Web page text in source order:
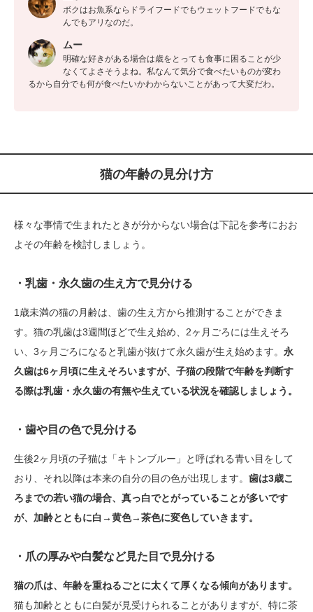
ボクはお魚系ならドライフードでもウェットフードでもな
んでもアリなのだ。
ムー
明確な好きがある場合は歳をとっても食事に困ることが少
なくてよさそうよね。私なんて気分で食べたいものが変わ
るから自分でも何が食べたいかわからないことがあって大変だわ。
猫の年齢の見分け方
様々な事情で生まれたときが分からない場合は下記を参考におお
よその年齢を検討しましょう。
・乳歯・永久歯の生え方で見分ける
1歳未満の猫の月齢は、歯の生え方から推測することができま
す。猫の乳歯は3週間ほどで生え始め、2ヶ月ごろには生えそろ
い、3ヶ月ごろになると乳歯が抜けて永久歯が生え始めます。 永
久歯は6ヶ月頃に生えそろいますが、子猫の段階で年齢を判断す
る際は乳歯・永久歯の有無や生えている状況を確認しましょう。
・歯や目の色で見分ける
生後2ヶ月頃の子猫は「キトンブルー」と呼ばれる青い目をして
おり、それ以降は本来の自分の目の色が出現します。 歯は3歳こ
ろまでの若い猫の場合、真っ白でとがっていることが多いです
が、加齢とともに白→黄色→茶色に変色していきます。
・爪の厚みや白髪など見た目で見分ける
猫の爪は、年齢を重ねるごとに太くて厚くなる傾向があります。
猫も加齢とともに白髪が見受けられることがありますが、特に茶